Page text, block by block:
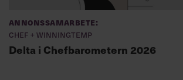
Annonssamarbete:
Chef + Winningtemp
Delta i Chefbarometern 2026